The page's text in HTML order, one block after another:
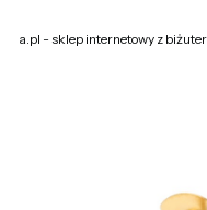
- sklep internetowy z